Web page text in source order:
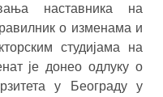
наставника на
о изменама и
студијама на
је донео одлуку о
у Београду у